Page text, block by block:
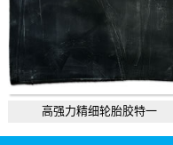
高强力精细轮胎胶特一